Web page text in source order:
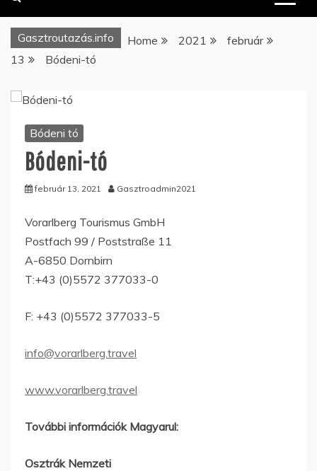
Gasztroutazás.info Home 2021
február
13
Bódeni-tó
Bódeni tó
Bódeni-tó
február 13, 2021 Gasztroadmin2021
Vorarlberg Tourismus GmbH
Postfach 99 / Poststraße 11
A-6850 Dornbirn
T:+43 (0)5572 377033-0
F: +43 (0)5572 377033-5
info@vorarlberg.travel
www.vorarlberg.travel
További információk Magyarul:
Osztrák Nemzeti